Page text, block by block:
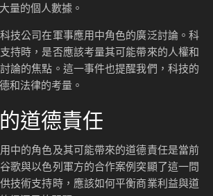
量的個人數據。
技公司在軍事應用中角色的廣泛討論。科
持時，是否應該考量其可能帶來的人權和
論的焦點。這一事件也提醒我們，科技的
和法律的考量。
道德責任
中的角色及其可能帶來的道德責任是當前
歌與以色列軍方的合作案例突顯了這一問
技術支持時，應該如何平衡商業利益與道